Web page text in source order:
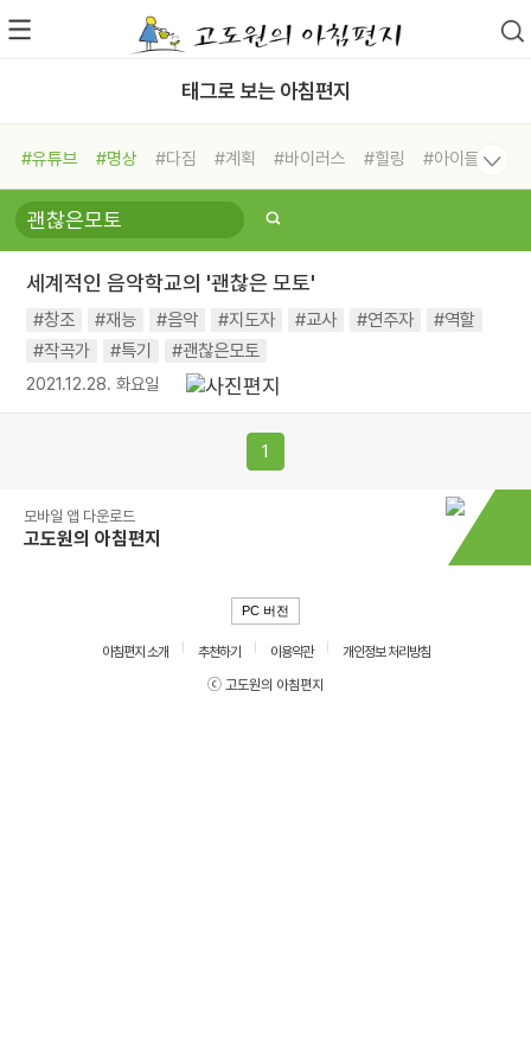
태그로 보는 아침편지
#유튜브 #명상 #다짐 #계획 #바이러스 #힐링
#아이들
#비전캠프
#독서캠프 #삶
#희망
#나눔 #친구 #링컨학교
#독서
#건강 #면역력
세계적인 음악학교의 '괜찮은 모토'
#창조 #재능 #음악 #지도자 #교사 #연주자
#역할
#작곡가
#특기 #괜찮은모토
2021.12.28. 화요일
1
모바일 앱 다운로드
고도원의 아침편지
PC 버전
아침편지 소개 추천하기 이용약관
개인정보 처리방침
ⓒ 고도원의 아침편지